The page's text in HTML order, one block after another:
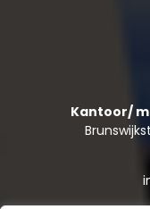
Kantoor/